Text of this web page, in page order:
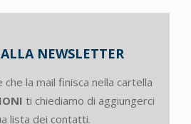
NEWSLETTER
la mail finisca nella cartella
ti chiediamo di aggiungerci
lista dei contatti.